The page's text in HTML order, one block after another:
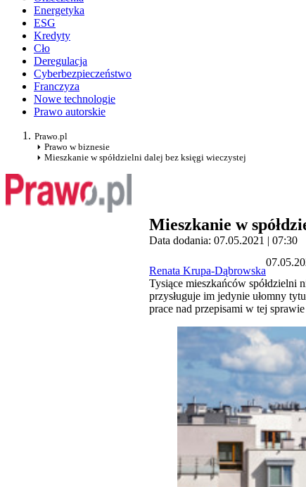
Energetyka
ESG
Kredyty
Cło
Deregulacja
Cyberbezpieczeństwo
Franczyza
Nowe technologie
Prawo autorskie
Prawo.pl
Prawo w biznesie
Mieszkanie w spółdzielni dalej bez księgi wieczystej
Mieszkanie w
Data dodania: 07.05.2021 | 07:30
Renata Krupa-Dąbrowska
Tysiące mieszkańców spółdzielni
przysługuje im jedynie ułomny
prace nad przepisami w tej